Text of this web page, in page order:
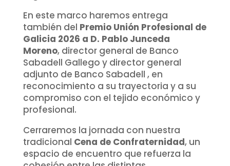
En este marco haremos entrega
también del Premio Unión Profesional de
Galicia 2026 a D. Pablo Junceda
Moreno, director general de Banco
Sabadell Gallego y director general
adjunto de Banco Sabadell , en
reconocimiento a su trayectoria y a su
compromiso con el tejido económico y
profesional.
Cerraremos la jornada con nuestra
tradicional Cena de Confraternidad, un
espacio de encuentro que refuerza la